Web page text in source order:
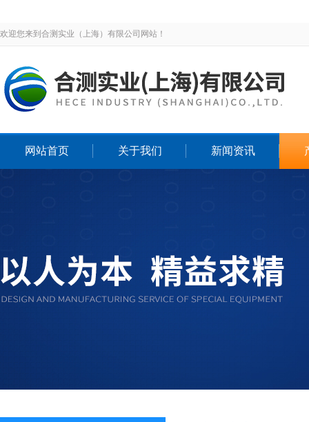
欢迎您来到合测实业（上海）有限公司网站！
网站首页 关于我们 新闻资讯